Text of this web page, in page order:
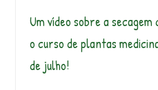
Um vídeo sobre a
o curso de plantas
de julho!